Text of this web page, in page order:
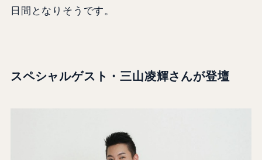
日間となりそうです。
スペシャルゲスト・三山凌輝さんが登壇